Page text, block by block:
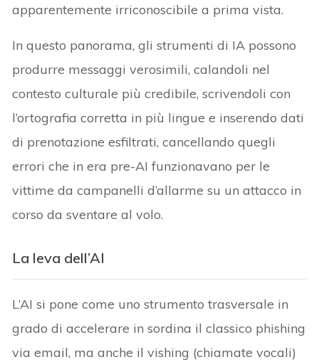
apparentemente irriconoscibile a prima vista.
In questo panorama, gli strumenti di IA possono
produrre messaggi verosimili, calandoli nel
contesto culturale più credibile, scrivendoli con
l’ortografia corretta in più lingue e inserendo dati
di prenotazione esfiltrati, cancellando quegli
errori che in era pre-AI funzionavano per le
vittime da campanelli d’allarme su un attacco in
corso da sventare al volo.
La leva dell’AI
L’AI si pone come uno strumento trasversale in
grado di accelerare in sordina il classico phishing
via email, ma anche il vishing (chiamate vocali)